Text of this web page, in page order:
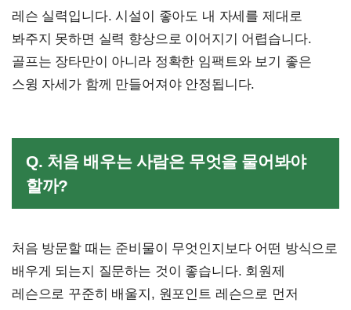
레슨 실력입니다. 시설이 좋아도 내 자세를 제대로
봐주지 못하면 실력 향상으로 이어지기 어렵습니다.
골프는 장타만이 아니라 정확한 임팩트와 보기 좋은
스윙 자세가 함께 만들어져야 안정됩니다.
Q. 처음 배우는 사람은 무엇을 물어봐야
할까?
처음 방문할 때는 준비물이 무엇인지보다 어떤 방식으로
배우게 되는지 질문하는 것이 좋습니다. 회원제
레슨으로 꾸준히 배울지, 원포인트 레슨으로 먼저